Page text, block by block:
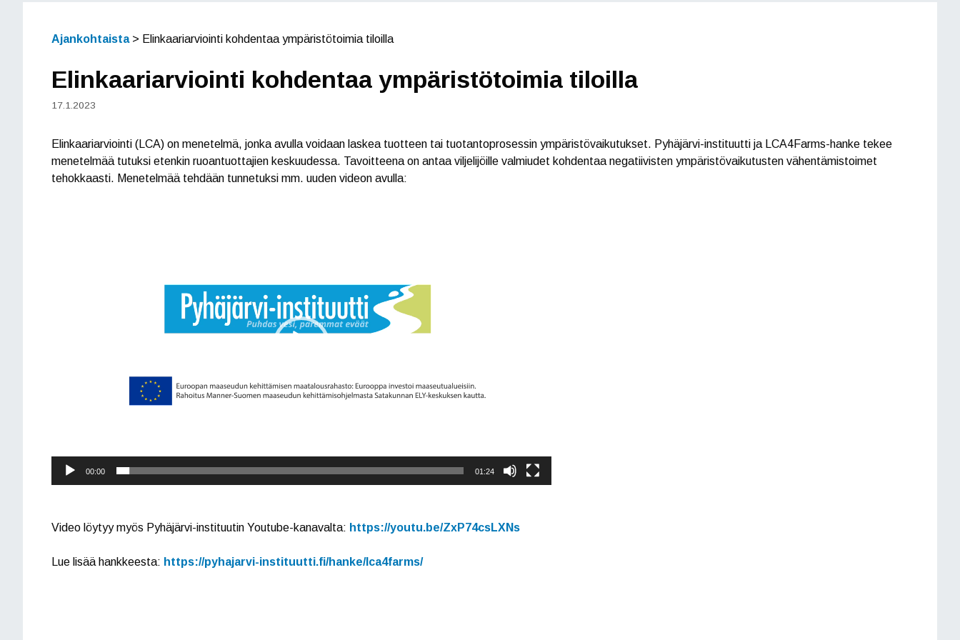
Ajankohtaista> Elinkaariarviointi kohdentaa ympäristötoimia tiloilla
Elinkaariarviointi kohdentaa ympäristötoimia tiloilla
17.1.2023
Elinkaariarviointi (LCA) on menetelmä, jonka avulla voidaan laskea tuotteen tai tuotantoprosessin ympäristövaikutukset. Pyhäjärvi-instituutti ja LCA4Farms-hanke tekee
menetelmää tutuksi etenkin ruoantuottajien keskuudessa. Tavoitteena on antaa viljelijöille valmiudet kohdentaa negatiivisten ympäristövaikutusten vähentämistoimet
tehokkaasti. Menetelmää tehdään tunnetuksi mm. uuden videon avulla:
00:00 01:24
Video löytyy myös Pyhäjärvi-instituutin Youtube-kanavalta: https://youtu.be/ZxP74csLXNs
Lue lisää hankkeesta: https://pyhajarvi-instituutti.fi/hanke/lca4farms/